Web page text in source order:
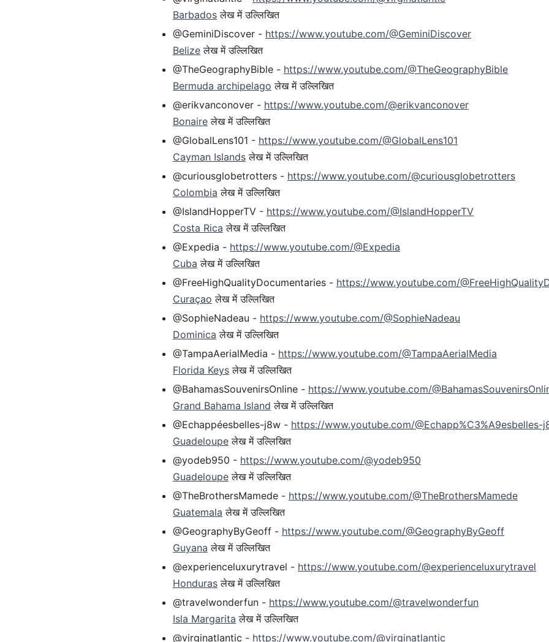
Barbados लेख में उल्लिखित
@GeminiDiscover - https://www.youtube.com/@GeminiDiscover
Belize लेख में उल्लिखित
@TheGeographyBible - https://www.youtube.com/@TheGeographyBible
Bermuda archipelago लेख में उल्लिखित
@erikvanconover - https://www.youtube.com/@erikvanconover
Bonaire लेख में उल्लिखित
@GlobalLens101 - https://www.youtube.com/@GlobalLens101
Cayman Islands लेख में उल्लिखित
@curiousglobetrotters - https://www.youtube.com/@curiousglobetrotters
Colombia लेख में उल्लिखित
@IslandHopperTV - https://www.youtube.com/@IslandHopperTV
Costa Rica लेख में उल्लिखित
@Expedia - https://www.youtube.com/@Expedia
Cuba लेख में उल्लिखित
@FreeHighQualityDocumentaries - https://www.youtube.com/
Curaçao लेख में उल्लिखित
@SophieNadeau - https://www.youtube.com/@SophieNadeau
Dominica लेख में उल्लिखित
@TampaAerialMedia - https://www.youtube.com/@TampaAerialMedia
Florida Keys लेख में उल्लिखित
@BahamasSouvenirsOnline - https://www.youtube.com/
Grand Bahama Island लेख में उल्लिखित
@Echappéesbelles-j8w - https://www.youtube.com/@Echapp%C3%A9esbelles-
Guadeloupe लेख में उल्लिखित
@yodeb950 - https://www.youtube.com/@yodeb950
Guadeloupe लेख में उल्लिखित
@TheBrothersMamede - https://www.youtube.com/@TheBrothersMamede
Guatemala लेख में उल्लिखित
@GeographyByGeoff - https://www.youtube.com/@GeographyByGeoff
Guyana लेख में उल्लिखित
@experienceluxurytravel - https://www.youtube.com/@experienceluxurytravel
Honduras लेख में उल्लिखित
@travelwonderfun - https://www.youtube.com/@travelwonderfun
Isla Margarita लेख में उल्लिखित
@virginatlantic - https://www.youtube.com/@virginatlantic